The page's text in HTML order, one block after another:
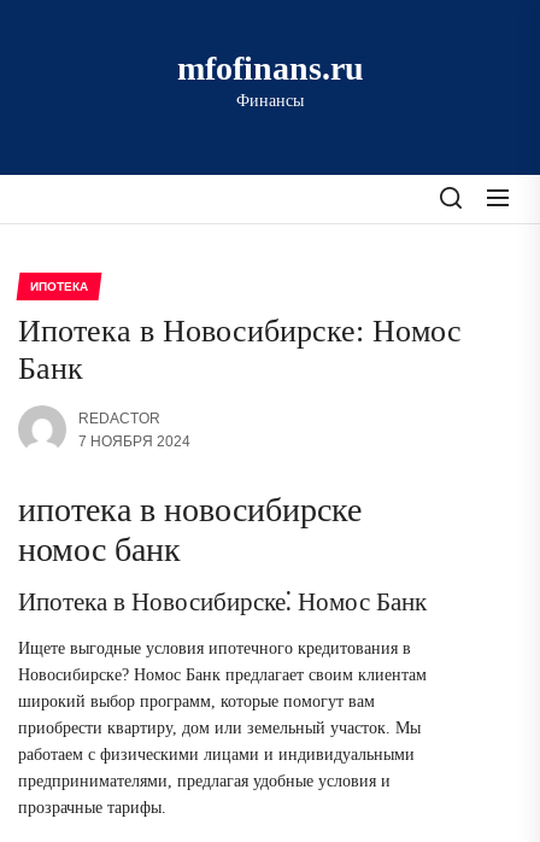
mfofinans.ru
Финансы
ИПОТЕКА
Ипотека в Новосибирске: Номос
Банк
REDACTOR
7 НОЯБРЯ 2024
ипотека в новосибирске
номос банк
Ипотека в Новосибирске⁚ Номос Банк
Ищете выгодные условия ипотечного кредитования в
Новосибирске? Номос Банк предлагает своим клиентам
широкий выбор программ, которые помогут вам
приобрести квартиру, дом или земельный участок. Мы
работаем с физическими лицами и индивидуальными
предпринимателями, предлагая удобные условия и
прозрачные тарифы.